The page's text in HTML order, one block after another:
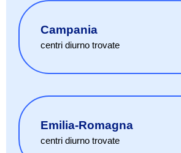
Campania
centri diurnotrovate
Emilia-Romagna
centri diurnotrovate